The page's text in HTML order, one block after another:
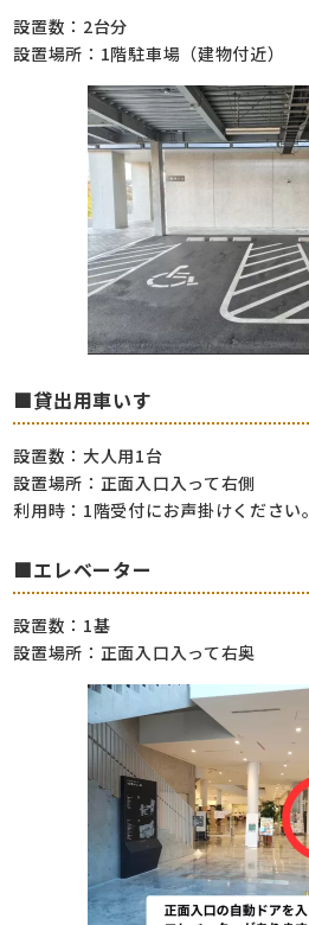
設置数：2台分
設置場所：1階駐車場（建物付近）
■貸出用車いす
設置数：大人用1台
設置場所：正面入口入って右側
利用時：1階受付にお声掛けください。
■エレベーター
設置数：1基
設置場所：正面入口入って右奥